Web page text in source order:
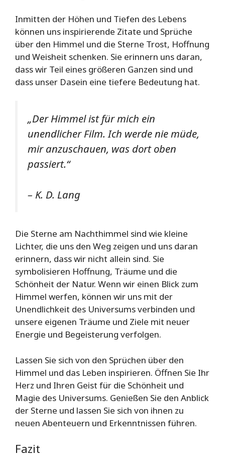
Inmitten der Höhen und Tiefen des Lebens
können uns inspirierende Zitate und Sprüche
über den Himmel und die Sterne Trost, Hoffnung
und Weisheit schenken. Sie erinnern uns daran,
dass wir Teil eines größeren Ganzen sind und
dass unser Dasein eine tiefere Bedeutung hat.
„Der Himmel ist für mich ein
unendlicher Film. Ich werde nie müde,
mir anzuschauen, was dort oben
passiert.“
– K. D. Lang
Die Sterne am Nachthimmel sind wie kleine
Lichter, die uns den Weg zeigen und uns daran
erinnern, dass wir nicht allein sind. Sie
symbolisieren Hoffnung, Träume und die
Schönheit der Natur. Wenn wir einen Blick zum
Himmel werfen, können wir uns mit der
Unendlichkeit des Universums verbinden und
unsere eigenen Träume und Ziele mit neuer
Energie und Begeisterung verfolgen.
Lassen Sie sich von den Sprüchen über den
Himmel und das Leben inspirieren. Öffnen Sie Ihr
Herz und Ihren Geist für die Schönheit und
Magie des Universums. Genießen Sie den Anblick
der Sterne und lassen Sie sich von ihnen zu
neuen Abenteuern und Erkenntnissen führen.
Fazit